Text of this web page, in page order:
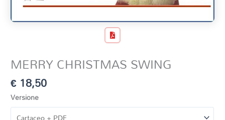
MERRY CHRISTMAS SWING
€ 18,50
Versione